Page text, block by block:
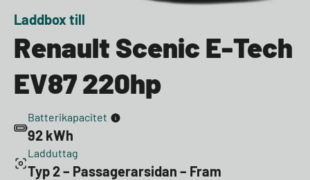
Laddbox till
Renault Scenic E-Tech
EV87 220hp
Batterikapacitet
92 kWh
Ladduttag
Typ 2 – Passagerarsidan – Fram